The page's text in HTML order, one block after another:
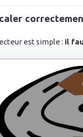
est simple : il